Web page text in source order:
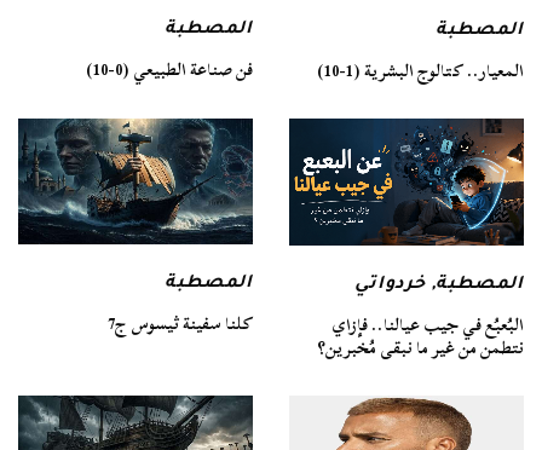
المصطبة
المعيار.. كتالوج البشرية (1-10)
المصطبة
فن صناعة الطبيعي (0-10)
المصطبة,خردواتي
البُعبُع في جيب عيالنا.. فإزاي
نتطمن من غير ما نبقى مُخبرين؟
المصطبة
كلنا سفينة ثيسوس ج7